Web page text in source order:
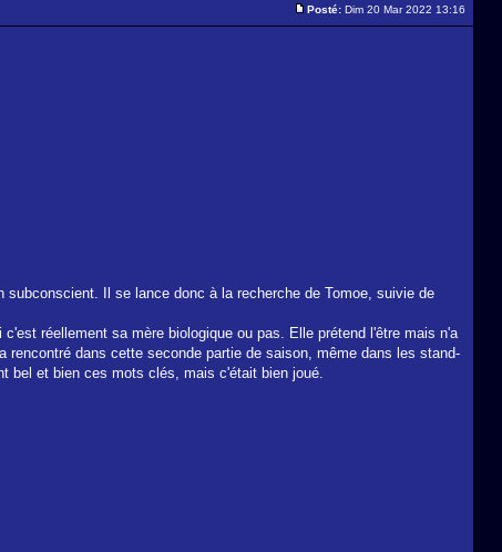
Posté: Dim 20 Mar 2022 13:16
Il se lance donc à la recherche de Tomoe, suivie de
réellement sa mère biologique ou pas. Elle prétend l'être mais n'a
dans cette seconde partie de saison, même dans les stand-
bel et bien ces mots clés, mais c'était bien joué.